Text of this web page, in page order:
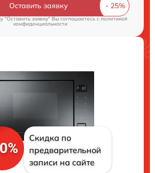
Оставить заявку
"Оставить заявку" Вы соглашаетесь cполитикой
конфиденциальности
Скидка по
предварительной
записи на сайте